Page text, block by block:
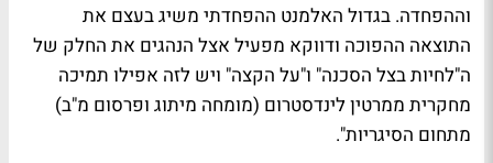
וההפחדה. בגדול האלמנט ההפחדתי משיג בעצם את
התוצאה ההפוכה ודווקא מפעיל אצל הנהגים את החלק של
ה"לחיות בצל הסכנה" ו"על הקצה" ויש לזה אפילו תמיכה
מחקרית ממרטין לינדסטרום (מומחה מיתוג ופרסום מ"ב)
מתחום הסיגריות".